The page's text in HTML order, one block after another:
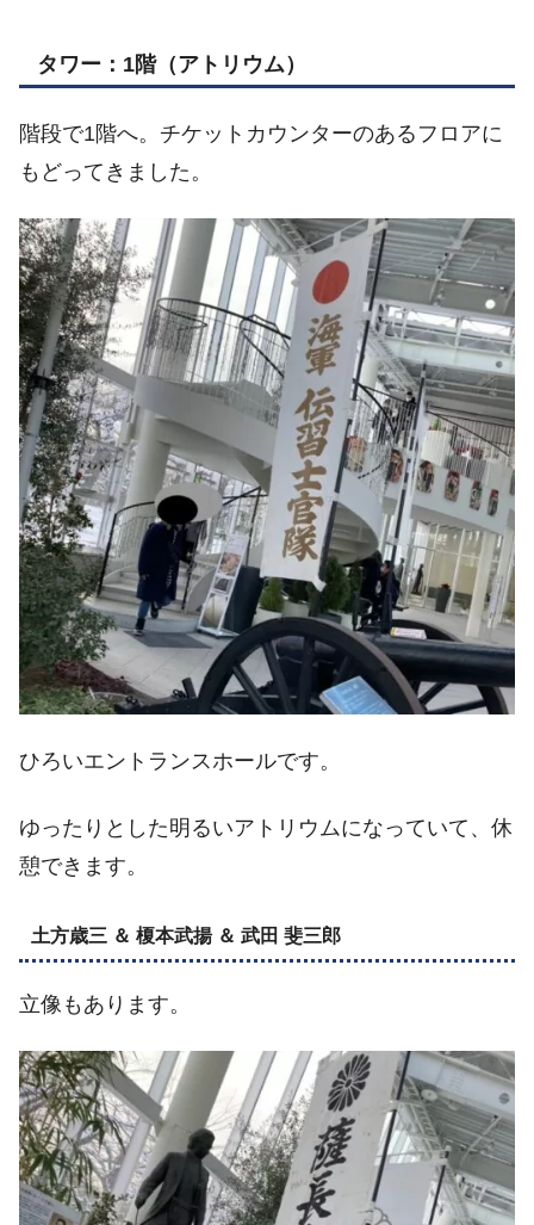
タワー：1階（アトリウム）
階段で1階へ。チケットカウンターのあるフロアに
もどってきました。
ひろいエントランスホールです。
ゆったりとした明るいアトリウムになっていて、休
憩できます。
土方歳三 ＆ 榎本武揚 ＆ 武田 斐三郎
立像もあります。